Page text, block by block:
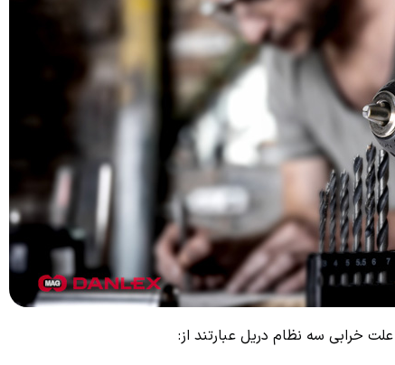
خرابی سه نظام دریل عبارتند از: